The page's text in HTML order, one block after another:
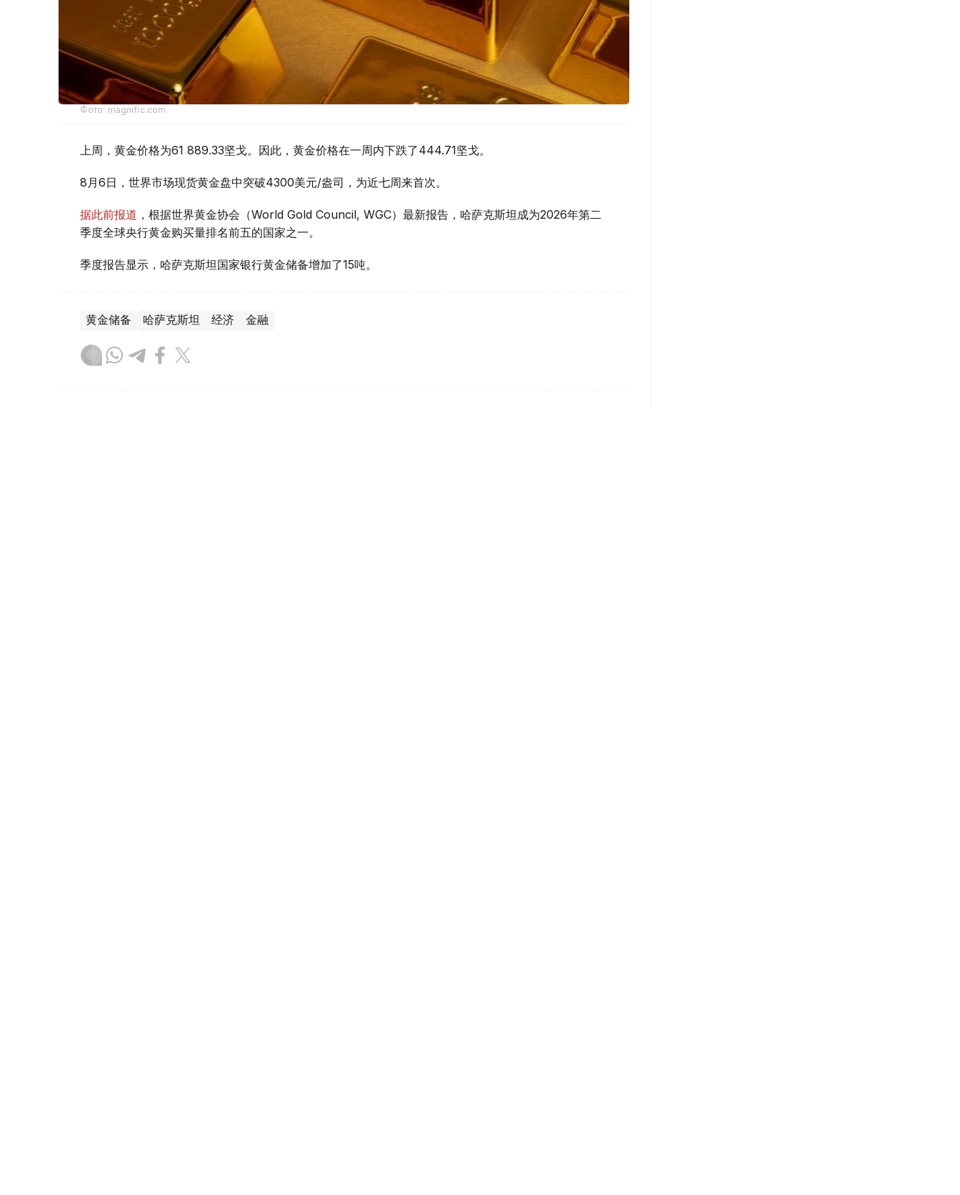
Фото: magnific.com
上周，黄金价格为61 889.33坚戈。因此，黄金价格在一周内下跌了444.71坚戈。
8月6日，世界市场现货黄金盘中突破4300美元/盎司，为近七周来首次。
据此前报道 ，根据世界黄金协会（World Gold Council, WGC）最新报告，哈萨克斯坦成为2026年第二
季度全球央行黄金购买量排名前五的国家之一。
季度报告显示，哈萨克斯坦国家银行黄金储备增加了15吨。
黄金储备 哈萨克斯坦 经济 金融